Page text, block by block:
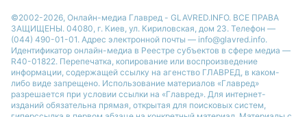
©2002-2026, Онлайн-медиа Главред - GLAVRED.INFO. ВСЕ ПРАВА
ЗАЩИЩЕНЫ. 04080, г. Киев, ул. Кириловская, дом 23. Телефон —
(044) 490-01-01. Адрес электронной почты — info@glavred.info.
Идентификатор онлайн-медиа в Реестре cубъектов в сфере медиа —
R40-01822. Перепечатка, копирование или воспроизведение
информации, содержащей ссылку на агенство ГЛАВРЕД, в каком-
либо виде запрещено. Использование материалов «Главред»
разрешается при условии ссылки на «Главред». Для интернет-
изданий обязательна прямая, открытая для поисковых систем,